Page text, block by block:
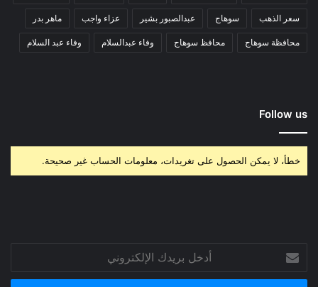
سعر الذهب سوهاج عبدالصبور بشير عزاء واجب ماهر بدر
محافظة سوهاج محافظ سوهاج وفاء عبدالسلام وفاء عبد السلام
Follow us
خطأ، لا يمكن الحصول على تغريدات، معلومات الحساب غير صحيحة.
بريدك
الإلكتروني